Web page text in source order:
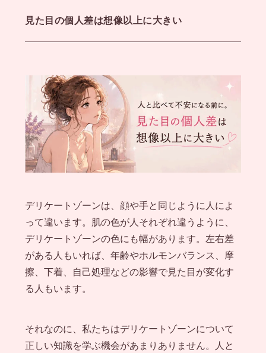
見た目の個人差は想像以上に大きい
デリケートゾーンは、顔や手と同じように人によ
って違います。肌の色が人それぞれ違うように、
デリケートゾーンの色にも幅があります。左右差
がある人もいれば、年齢やホルモンバランス、摩
擦、下着、自己処理などの影響で見た目が変化す
る人もいます。
それなのに、私たちはデリケートゾーンについて
正しい知識を学ぶ機会があまりありません。人と